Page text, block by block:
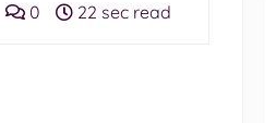
0 22 sec read